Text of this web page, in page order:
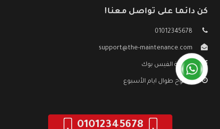
كن دائما على تواصل معنا!
01012345678
support@the-maintenance.com
صفحة الفيس بوك
مفتوح طوال ايام الأسبوع
01012345678